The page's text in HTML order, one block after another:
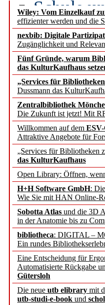
Wiley: Vom Einzelkauf
effizienter werden und die
nexbib: Digitale
Zugänglichkeit und
Fünf Gründe, warum
das KulturKaufhaus
„Services für
Dussmann das
Zentralbibliothek
Die Zukunft ist jetzt! Mit
Willkommen auf dem
Attraktive Angebote für
„Services für Bibliotheken
das KulturKaufhaus
Open Library: Öffnen,
H+H Software GmbH:
Wie Sie mit HAN Online-
Sobotta Atlas und die 3D
in der Anatomie bis zu
bibliotheca: DIGITAL –
Ein rundes
Eine Entscheidung für
Automatisierte Rückgabe
Gütersloh
Die neue utb elibrary mit
utb-studi-e-book und
Schule
Segment
angepasst
Mohr
und die
Francke
EBSCO